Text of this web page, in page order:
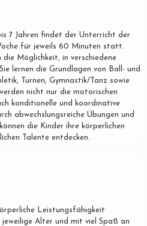
7 Jahren findet der Unterricht der
für jeweils 60 Minuten statt.
Möglichkeit, in verschiedene
lernen die Grundlagen von Ball- und
Turnen, Gymnastik/Tanz sowie
nicht nur die motorischen
konditionelle und koordinative
abwechslungsreiche Übungen und
die Kinder ihre körperlichen
Talente entdecken.
Leistungsfähigkeit
Alter und mit viel Spaß an